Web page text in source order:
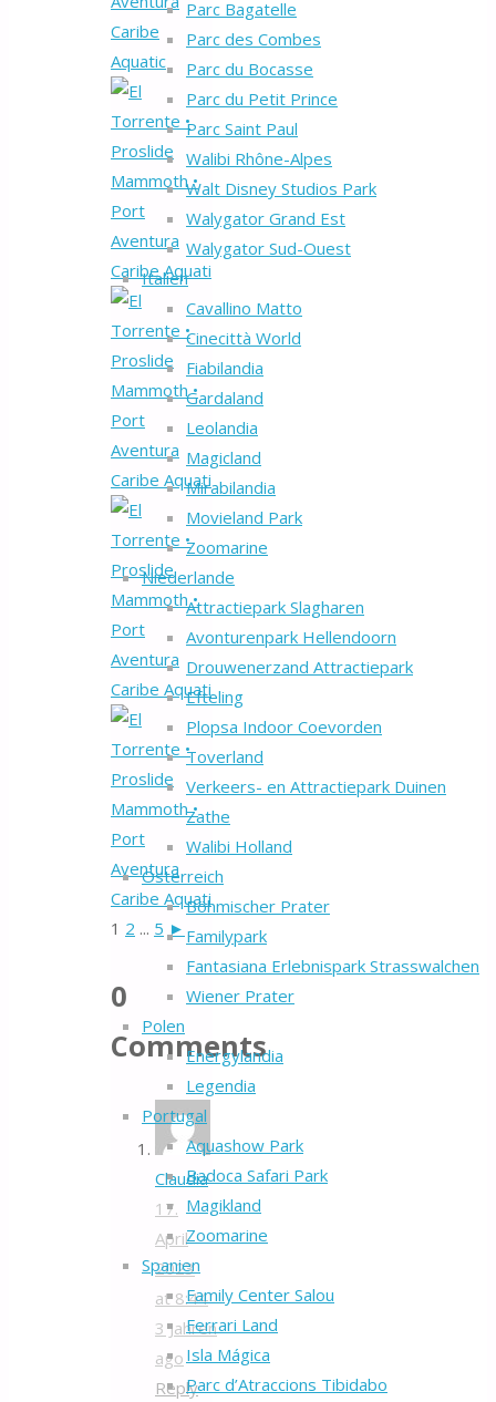
Parc Bagatelle
Parc des Combes
Parc du Bocasse
Parc du Petit Prince
Parc Saint Paul
Walibi Rhône-Alpes
Walt Disney Studios Park
Walygator Grand Est
Walygator Sud-Ouest
Italien
Cavallino Matto
Cinecittà World
Fiabilandia
Gardaland
Leolandia
Magicland
Mirabilandia
Movieland Park
Zoomarine
Niederlande
Attractiepark Slagharen
Avonturenpark Hellendoorn
Drouwenerzand Attractiepark
Efteling
Plopsa Indoor Coevorden
Toverland
Verkeers- en Attractiepark Duinen
Zathe
Walibi Holland
Österreich
Böhmischer Prater
Familypark
Fantasiana Erlebnispark Strasswalchen
Wiener Prater
Polen
Energylandia
Legendia
Portugal
Aquashow Park
Badoca Safari Park
Magikland
Zoomarine
Spanien
Family Center Salou
Ferrari Land
Isla Mágica
Parc d’Atraccions Tibidabo
1 2 ... 5 ►
0
Comments
Claudia
17.
April
2023
at 8:44
3 Jahren
ago
Reply